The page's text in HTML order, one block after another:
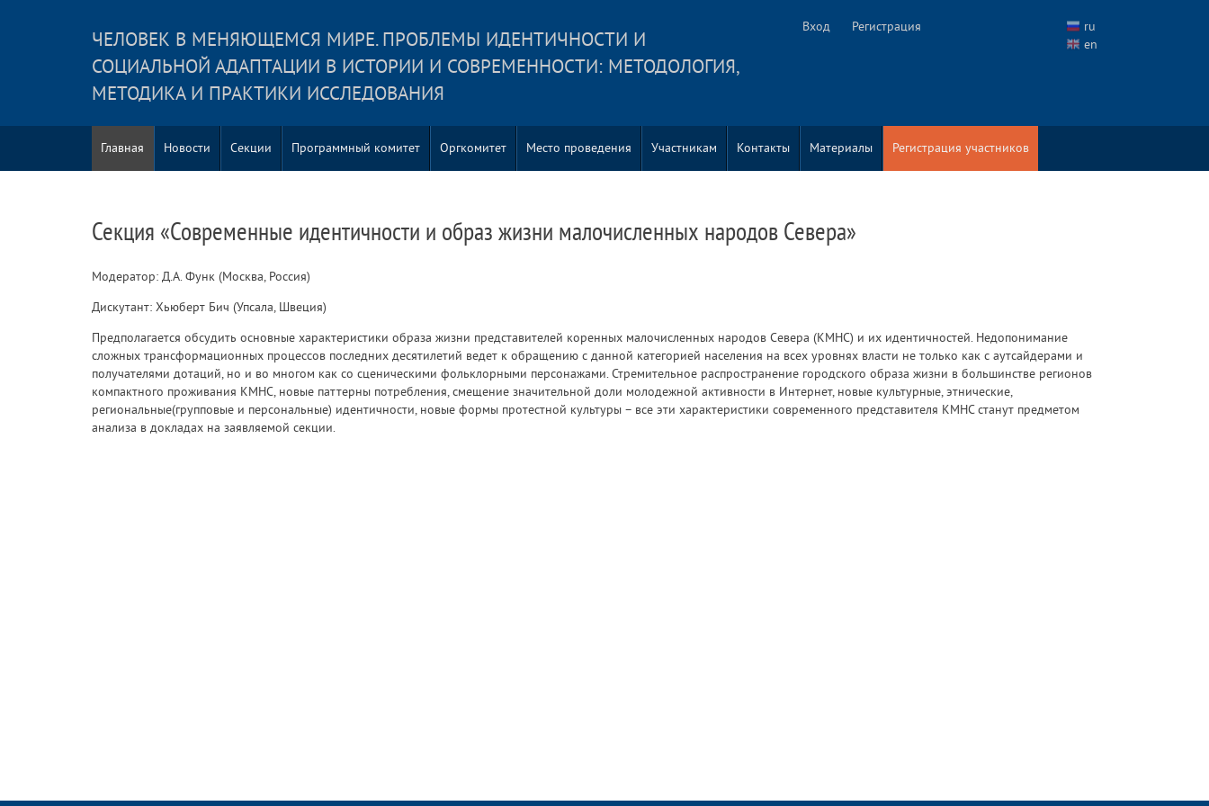
ЧЕЛОВЕК В МЕНЯЮЩЕМСЯ МИРЕ. ПРОБЛЕМЫ ИДЕНТИЧНОСТИ И
СОЦИАЛЬНОЙ АДАПТАЦИИ В ИСТОРИИ И СОВРЕМЕННОСТИ: МЕТОДОЛОГИЯ,
МЕТОДИКА И ПРАКТИКИ ИССЛЕДОВАНИЯ
Вход Регистрация
ru
en
Главная Новости Секции Программный комитет Оргкомитет Место проведения Участникам Контакты Материалы Регистрация участников
Секция «Современные идентичности и образ жизни малочисленных народов Севера»
Модератор: Д.А. Функ (Москва, Россия)
Дискутант: Хьюберт Бич (Упсала, Швеция)
Предполагается обсудить основные характеристики образа жизни представителей коренных малочисленных народов Севера (КМНС) и их идентичностей. Недопонимание
сложных трансформационных процессов последних десятилетий ведет к обращению с данной категорией населения на всех уровнях власти не только как с аутсайдерами и
получателями дотаций, но и во многом как со сценическими фольклорными персонажами. Стремительное распространение городского образа жизни в большинстве регионов
компактного проживания КМНС, новые паттерны потребления, смещение значительной доли молодежной активности в Интернет, новые культурные, этнические,
региональные(групповые и персональные) идентичности, новые формы протестной культуры – все эти характеристики современного представителя КМНС станут предметом
анализа в докладах на заявляемой секции.